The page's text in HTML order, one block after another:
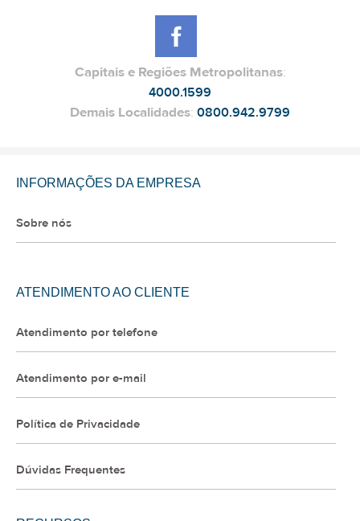
Capitais e Regiões Metropolitanas:
4000.1599
Demais Localidades: 0800.942.9799
INFORMAÇÕES DA EMPRESA
Sobre nós
ATENDIMENTO AO CLIENTE
Atendimento por telefone
Atendimento por e-mail
Política de Privacidade
Dúvidas Frequentes